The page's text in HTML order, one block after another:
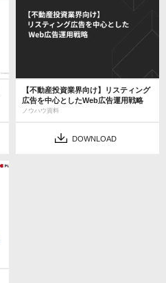
【不動産投資業界向け】リスティング
広告を中心としたWeb広告運用戦略
ノウハウ資料
DOWNLOAD